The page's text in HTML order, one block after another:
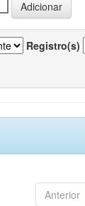
Registro(s)
Anterior